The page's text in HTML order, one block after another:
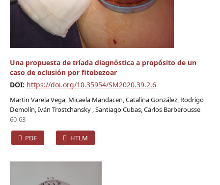
Una propuesta de tríada diagnóstica a propósito de un
caso de oclusión por fitobezoar
DOI: https://doi.org/10.35954/SM2020.39.2.6
Martin Varela Vega, Micaela Mandacen, Catalina González, Rodrigo
Demolín, Iván Trostchansky , Santiago Cubas, Carlos Barberousse
60-63
PDF HTLM